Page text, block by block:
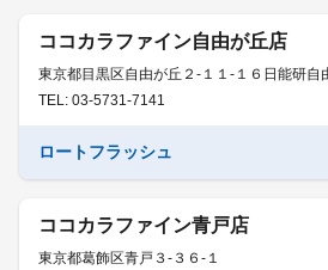
ココカラファイン自由が丘店
東京都目黒区自由が丘２-１１-１６日能研自
TEL: 03-5731-7141
ロートフラッシュ
ココカラファイン青戸店
東京都葛飾区青戸３-３６-１